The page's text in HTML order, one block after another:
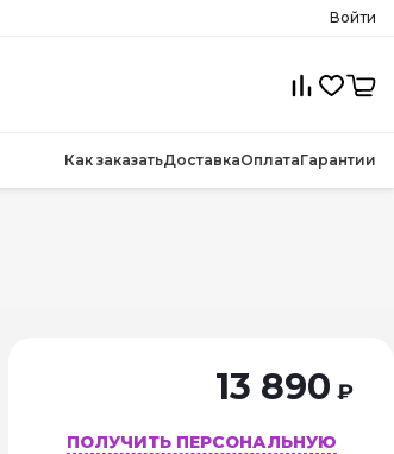
Войти
Как заказатьДоставкаОплатаГарантии
13 890 ₽
ПОЛУЧИТЬ ПЕРСОНАЛЬНУЮ